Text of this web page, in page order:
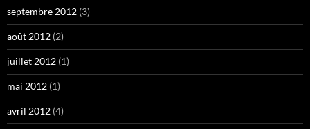
septembre 2012 (3)
août 2012 (2)
juillet 2012 (1)
mai 2012 (1)
avril 2012 (4)